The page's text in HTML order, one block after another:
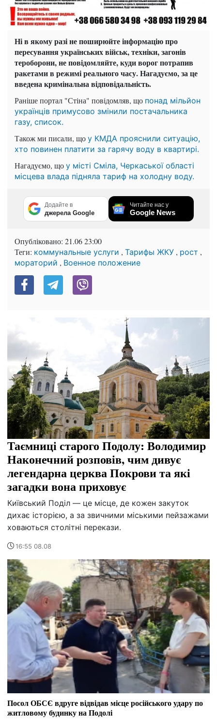
Ні в якому разі не поширюйте інформацію про
пересування українських військ, техніки, загонів
тероборони, не повідомляйте, куди ворог потрапив
ракетами в режимі реального часу. Нагадуємо, за це
введена кримінальна відповідальність.
Раніше портал "Стіна" повідомляв, що понад мільйон
українців примусово змінили постачальника
газу, список.
Також ми писали, що у КМДА прояснили ситуацію,
хто повинен платити за гарячу воду в квартирі.
Нагадуємо, що у місті Сміла, Черкаської області
місцева влада підняла тариф на холодну воду.
Додайте в
джерела Google
Читайте нас у
Google News
Опубліковано: 21.06 23:00
Теги: коммунальные услуги , Тарифы ЖКУ , рост ,
мораторий , Военное положение
Таємниці старого Подолу: Володимир
Наконечний розповів, чим дивує
легендарна церква Покрови та які
загадки вона приховує
Київський Поділ — це місце, де кожен закуток
дихає історією, а за звичними міськими пейзажами
ховаються столітні перекази.
16:55 08.08
Посол ОБСЄ вдруге відвідав місце російського удару по
житловому будинку на Подолі